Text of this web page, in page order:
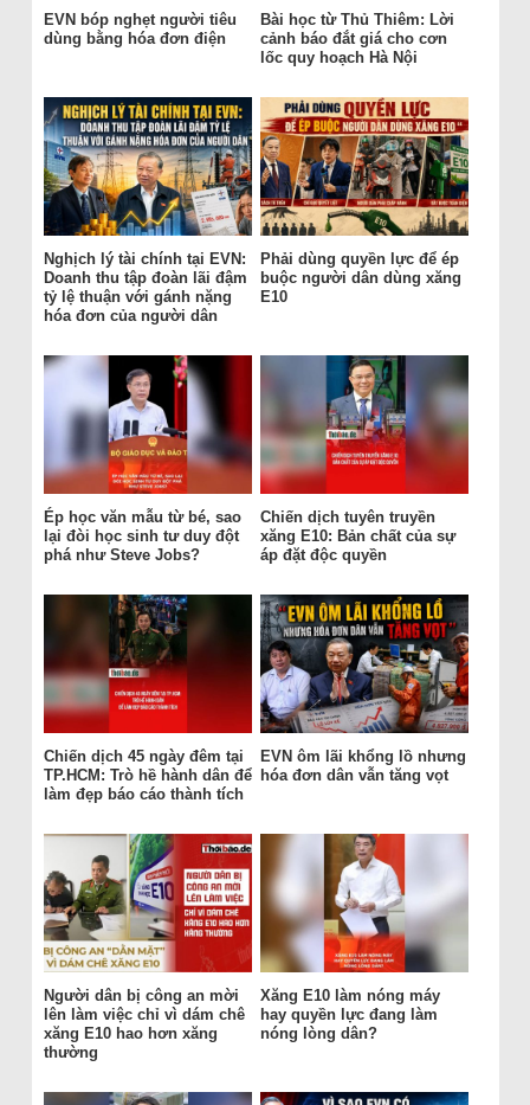
EVN bóp nghẹt người tiêu
dùng bằng hóa đơn điện
Bài học từ Thủ Thiêm: Lời
cảnh báo đắt giá cho cơn
lốc quy hoạch Hà Nội
Nghịch lý tài chính tại EVN:
Doanh thu tập đoàn lãi đậm
tỷ lệ thuận với gánh nặng
hóa đơn của người dân
Phải dùng quyền lực để ép
buộc người dân dùng xăng
E10
Ép học văn mẫu từ bé, sao
lại đòi học sinh tư duy đột
phá như Steve Jobs?
Chiến dịch tuyên truyền
xăng E10: Bản chất của sự
áp đặt độc quyền
Chiến dịch 45 ngày đêm tại
TP.HCM: Trò hề hành dân để
làm đẹp báo cáo thành tích
EVN ôm lãi khổng lồ nhưng
hóa đơn dân vẫn tăng vọt
Người dân bị công an mời
lên làm việc chỉ vì dám chê
xăng E10 hao hơn xăng
thường
Xăng E10 làm nóng máy
hay quyền lực đang làm
nóng lòng dân?